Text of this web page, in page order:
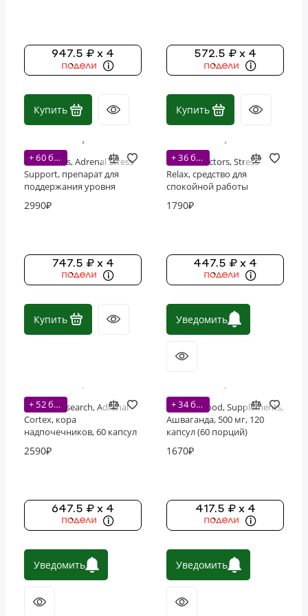
947.5 ₽ x 4
Купить
572.5 ₽ x 4
Купить
+ 60 бонусов
Now Foods, Adrenal Stress
Support, препарат для
поддержания уровня
растительных капсул
2990₽
747.5 ₽ x 4
Купить
+ 36 бонусов
Natural Factors, Stress-
Relax, средство для
спокойной работы
вегетарианских капсул
1790₽
447.5 ₽ x 4
Уведомить
+ 52 бонусов
Thorne Research, Adrenal
Cortex, кора
надпочечников, 60 капсул
2590₽
647.5 ₽ x 4
Уведомить
+ 34 бонусов
Double Wood, Supplements,
Ашваганда, 500 мг, 120
капсул (60 порций)
1670₽
417.5 ₽ x 4
Уведомить